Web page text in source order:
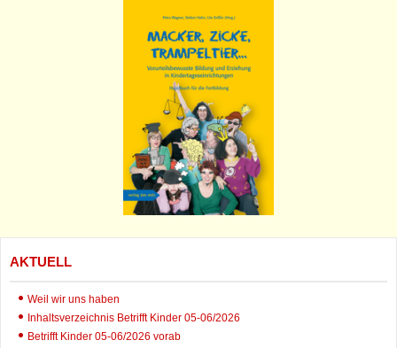
AKTUELL
Weil wir uns haben
Inhaltsverzeichnis Betrifft Kinder 05-06/2026
Betrifft Kinder 05-06/2026 vorab